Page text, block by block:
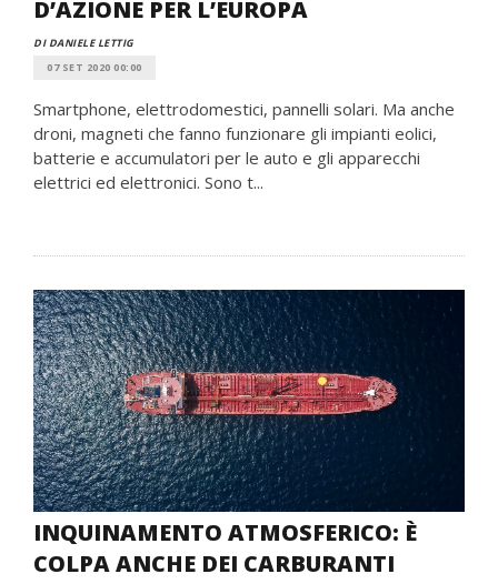
D’AZIONE PER L’EUROPA
DI DANIELE LETTIG
07 SET 2020 00:00
Smartphone, elettrodomestici, pannelli solari. Ma anche
droni, magneti che fanno funzionare gli impianti eolici,
batterie e accumulatori per le auto e gli apparecchi
elettrici ed elettronici. Sono t...
INQUINAMENTO ATMOSFERICO: È
COLPA ANCHE DEI CARBURANTI